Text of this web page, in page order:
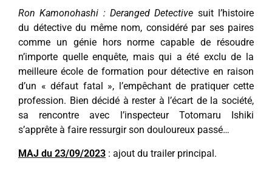
Ron Kamonohashi : Deranged Detective suit l’histoire
du détective du même nom, considéré par ses paires
comme un génie hors norme capable de résoudre
n’importe quelle enquête, mais qui a été exclu de la
meilleure école de formation pour détective en raison
d’un « défaut fatal », l’empêchant de pratiquer cette
profession. Bien décidé à rester à l’écart de la société,
sa rencontre avec l’inspecteur Totomaru Ishiki
s’apprête à faire ressurgir son douloureux passé…
MAJ du 23/09/2023 : ajout du trailer principal.